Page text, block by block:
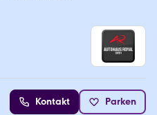
Kontakt Parken